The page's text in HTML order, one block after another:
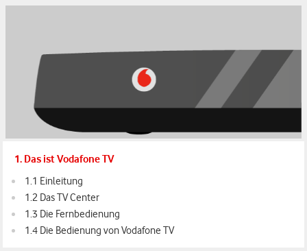
1. Das ist Vodafone TV
1.1 Einleitung
1.2 Das TV Center
1.3 Die Fernbedienung
1.4 Die Bedienung von Vodafone TV